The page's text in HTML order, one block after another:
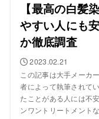
【最高の白髪
やすい人にも
か徹底調査
2023.02.21
この記事は大手メーカ
者によって執筆されて
たことがある人には不
ンワントリートメント